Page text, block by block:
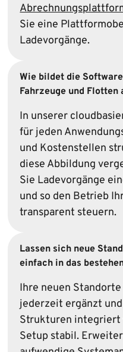
Sie eine
Ladevorgänge.
Wie bildet die
Fahrzeuge und Flotten
In unserer
für jeden
und Kostenstellen
diese Abbildung
Sie Ladevorgänge
und so den Betrieb
transparent steuern.
Lassen sich neue
einfach in das
Ihre neuen
jederzeit ergänzt
Strukturen integriert
Setup stabil.